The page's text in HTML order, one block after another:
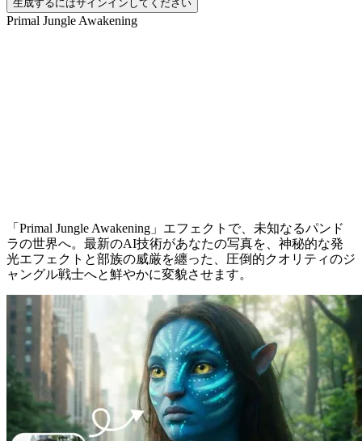
生成するにはサインインしてください
Primal Jungle Awakening
「Primal Jungle Awakening」エフェクトで、未知なるパンド
ラの世界へ。最新のAI技術があなたの写真を、神秘的な発
光エフェクトと部族の威厳を纏った、圧倒的クオリティのジ
ャングル戦士へと鮮やかに変貌させます。